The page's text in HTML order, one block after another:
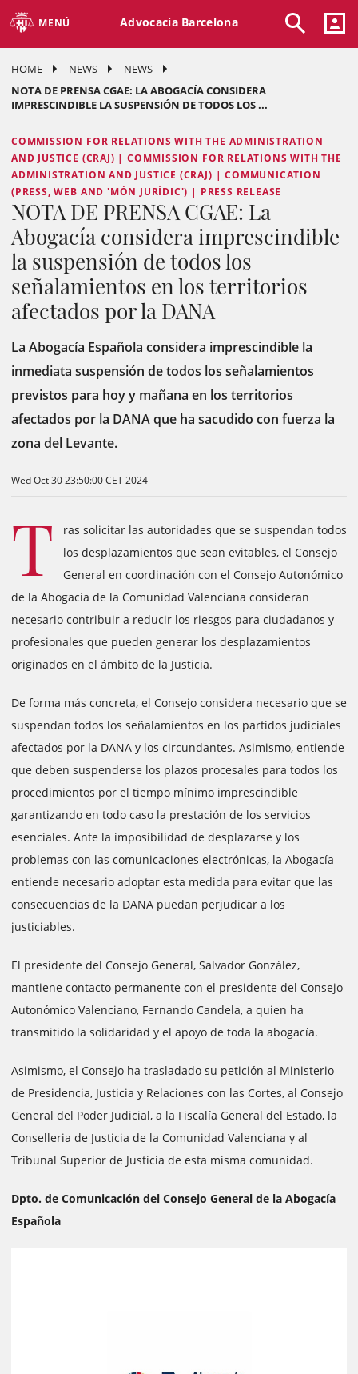
MENÚ Advocacia Barcelona
HOME NEWS
NEWS
NOTA DE PRENSA CGAE: LA ABOGACÍA CONSIDERA
IMPRESCINDIBLE LA SUSPENSIÓN DE TODOS LOS ...
COMMISSION FOR RELATIONS WITH THE ADMINISTRATION
AND JUSTICE (CRAJ) | COMMISSION FOR RELATIONS WITH THE
ADMINISTRATION AND JUSTICE (CRAJ) | COMMUNICATION
(PRESS, WEB AND 'MÓN JURÍDIC') | PRESS RELEASE
NOTA DE PRENSA CGAE: La
Abogacía considera imprescindible
la suspensión de todos los
señalamientos en los territorios
afectados por la DANA
La Abogacía Española considera imprescindible la
inmediata suspensión de todos los señalamientos
previstos para hoy y mañana en los territorios
afectados por la DANA que ha sacudido con fuerza la
zona del Levante.
Wed Oct 30 23:50:00 CET 2024
T
ras solicitar las autoridades que se suspendan todos
los desplazamientos que sean evitables, el Consejo
General en coordinación con el Consejo Autonómico
de la Abogacía de la Comunidad Valenciana consideran
necesario contribuir a reducir los riesgos para ciudadanos y
profesionales que pueden generar los desplazamientos
originados en el ámbito de la Justicia.
De forma más concreta, el Consejo considera necesario que se
suspendan todos los señalamientos en los partidos judiciales
afectados por la DANA y los circundantes. Asimismo, entiende
que deben suspenderse los plazos procesales para todos los
procedimientos por el tiempo mínimo imprescindible
garantizando en todo caso la prestación de los servicios
esenciales. Ante la imposibilidad de desplazarse y los
problemas con las comunicaciones electrónicas, la Abogacía
entiende necesario adoptar esta medida para evitar que las
consecuencias de la DANA puedan perjudicar a los
justiciables.
El presidente del Consejo General, Salvador González,
mantiene contacto permanente con el presidente del Consejo
Autonómico Valenciano, Fernando Candela, a quien ha
transmitido la solidaridad y el apoyo de toda la abogacía.
Asimismo, el Consejo ha trasladado su petición al Ministerio
de Presidencia, Justicia y Relaciones con las Cortes, al Consejo
General del Poder Judicial, a la Fiscalía General del Estado, la
Conselleria de Justicia de la Comunidad Valenciana y al
Tribunal Superior de Justicia de esta misma comunidad.
Dpto. de Comunicación del Consejo General de la Abogacía
Española